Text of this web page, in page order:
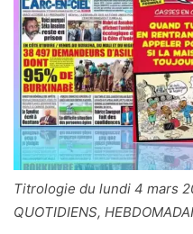
Titrologie du lundi 4 mars
QUOTIDIENS,